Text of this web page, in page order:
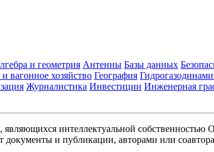
и геометрия Антенны Базы данных
вагонное хозяйство География
Журналистика Инвестиции Инженерная
интеллектуальной
и публикации, авторами или